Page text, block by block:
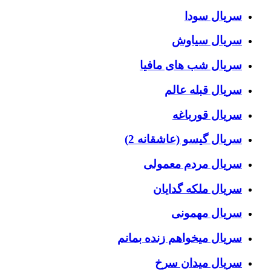
سریال سودا
سریال سیاوش
سریال شب های مافیا
سریال قبله عالم
سریال قورباغه
سریال گیسو (عاشقانه 2)
سریال مردم معمولی
سریال ملکه گدایان
سریال مهمونی
سریال میخواهم زنده بمانم
سریال میدان سرخ